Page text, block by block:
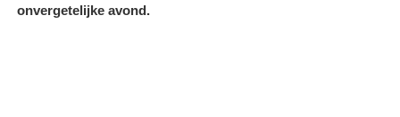
onvergetelijke avond.